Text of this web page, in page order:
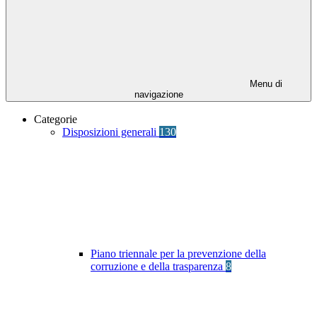
Menu di
navigazione
Categorie
Disposizioni generali 130
Piano triennale per la prevenzione della
corruzione e della trasparenza 8